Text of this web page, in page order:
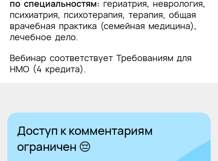
по специальностям: гериатрия, неврология,
психиатрия, психотерапия, терапия, общая
врачебная практика (семейная медицина),
лечебное дело.
Вебинар соответствует Требованиям для
НМО (4 кредита).
Доступ к комментариям
ограничен 😔